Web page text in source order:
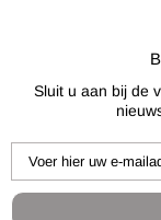
Sluit u aan bij de